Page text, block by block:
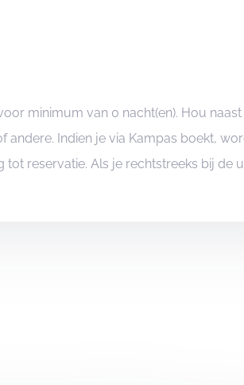
minimum van 0 nacht(en). Hou
andere. Indien je via Kampas boekt,
reservatie. Als je rechtstreeks bij